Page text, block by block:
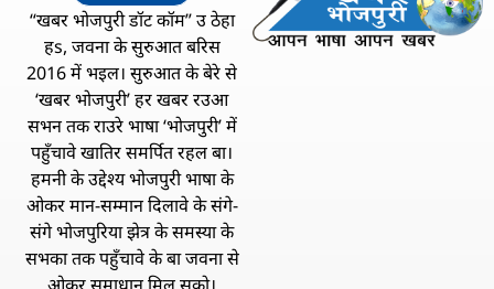
“खबर भोजपुरी डॉट कॉम” उ ठेहा
हs, जवना के सुरुआत बरिस
2016 में भइल। सुरुआत के बेरे से
‘खबर भोजपुरी’ हर खबर रउआ
सभन तक राउरे भाषा ‘भोजपुरी’ में
पहुँचावे खातिर समर्पित रहल बा।
हमनी के उद्देश्य भोजपुरी भाषा के
ओकर मान-सम्मान दिलावे के संगे-
संगे भोजपुरिया झेत्र के समस्या के
सभका तक पहुँचावे के बा जवना से